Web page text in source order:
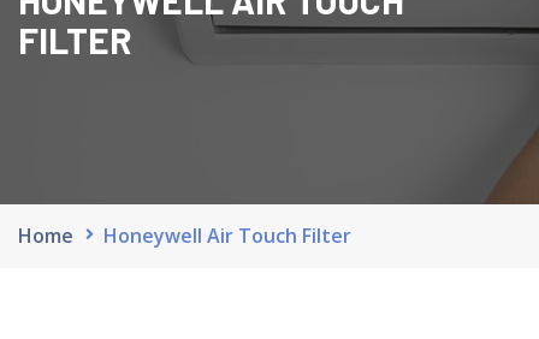
FILTER
Home Honeywell Air Touch Filter